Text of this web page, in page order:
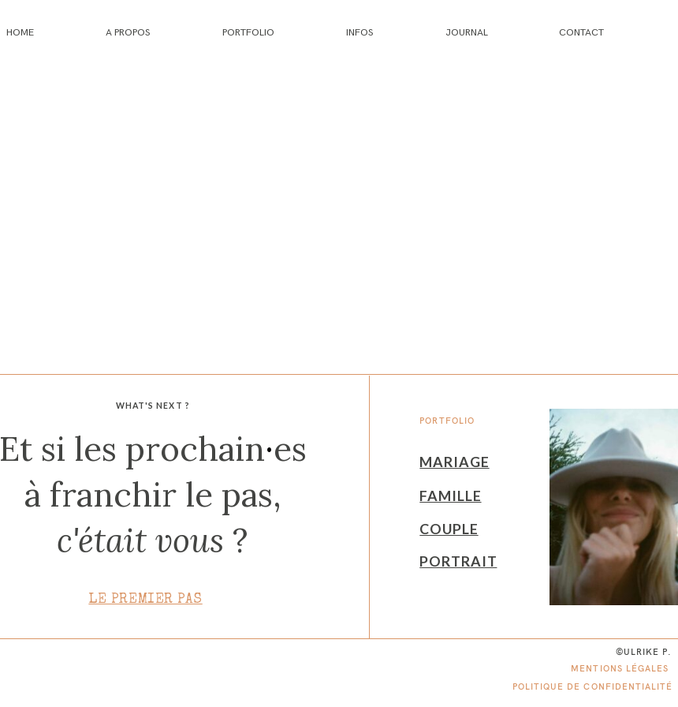
HOME A PROPOS PORTFOLIO INFOS JOURNAL CONTACT
WHAT'S NEXT ?
PORTFOLIO
Et si les prochain·es
à franchir le pas,
c'était vous ?
MARIAGE
FAMILLE
COUPLE
PORTRAIT
LE PREMIER PAS
©ULRIKE P.
MENTIONS LÉGALES
POLITIQUE DE CONFIDENTIALITÉ